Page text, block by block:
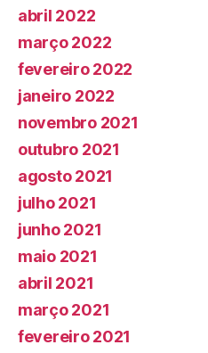
abril 2022
março 2022
fevereiro 2022
janeiro 2022
novembro 2021
outubro 2021
agosto 2021
julho 2021
junho 2021
maio 2021
abril 2021
março 2021
fevereiro 2021